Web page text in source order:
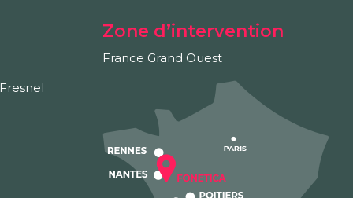
Zone d’intervention
France Grand Ouest